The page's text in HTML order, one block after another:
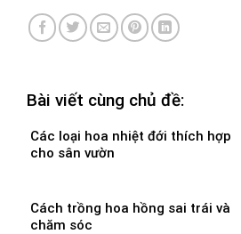
Bài viết cùng chủ đề:
Các loại hoa nhiệt đới thích hợp
cho sân vườn
Cách trồng hoa hồng sai trái và
chăm sóc